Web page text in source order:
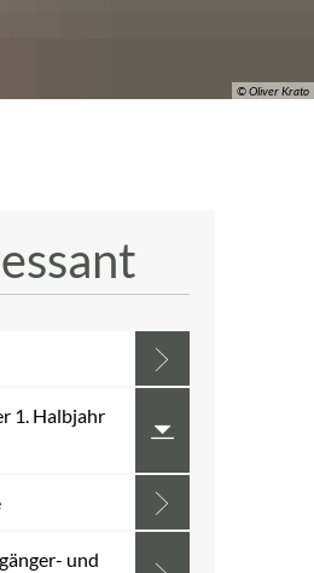
© Oliver Krato
1. Halbjahr
und